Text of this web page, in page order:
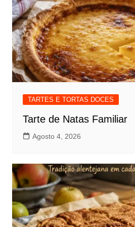
TARTES E TORTAS DOCES
Tarte de Natas Familiar
Agosto 4, 2026